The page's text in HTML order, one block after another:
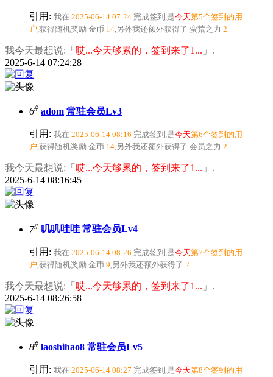
引用: 我在 2025-06-14 07:24 完成签到,是今天第5个签到的用
户,获得随机奖励 金币 14,另外我还额外获得了 蛮荒之力 2
我今天最想说:「 哎...今天够累的，签到来了1... 」.
2025-6-14 07:24:28
6# adom 常驻会员Lv3
引用: 我在 2025-06-14 08:16 完成签到,是今天第6个签到的用
户,获得随机奖励 金币 14,另外我还额外获得了 会员之力 2
我今天最想说:「 哎...今天够累的，签到来了1... 」.
2025-6-14 08:16:45
7# 叽叽哇哇 常驻会员Lv4
引用: 我在 2025-06-14 08:26 完成签到,是今天第7个签到的用
户 ,获得随机奖励 金币 9 ,另外我还额外获得了 2
我今天最想说:「 哎...今天够累的，签到来了1... 」.
2025-6-14 08:26:58
8# laoshihao8 常驻会员Lv5
引用: 我在 2025-06-14 08:27 完成签到,是今天第8个签到的用